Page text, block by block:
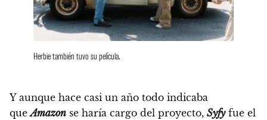
Herbie también tuvo su película.
Y aunque hace casi un año todo indicaba
queAmazon se haría cargo del proyecto, Syfyfue el